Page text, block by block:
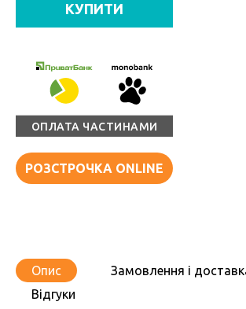
КУПИТИ
ОПЛАТА ЧАСТИНАМИ
РОЗСТРОЧКА ONLINE
Опис
Замовлення і
Відгуки